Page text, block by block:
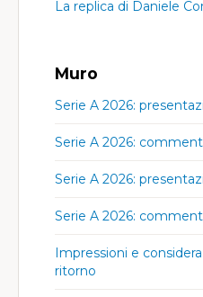
La replica di Daniele
Muro
Serie A 2026:
Serie A 2026:
Serie A 2026:
Serie A 2026:
Impressioni e
ritorno